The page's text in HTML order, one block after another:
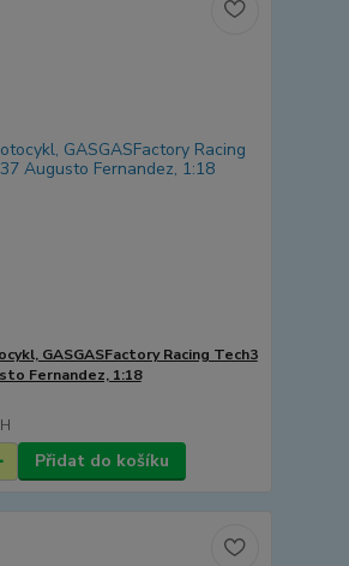
GASGASFactory Racing Tech3
Fernandez, 1:18
Přidat do košíku